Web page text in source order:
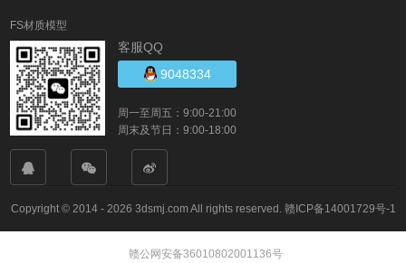
FS材质模型
客服QQ
9048334
周一至周五：9:00-21:00
周末及节日：9:00-18:00
Copyright © 2014 - 2026 3dsmj.com All rights reserved. 赣ICP备14001729号-1
赣公网安备36010802001136号